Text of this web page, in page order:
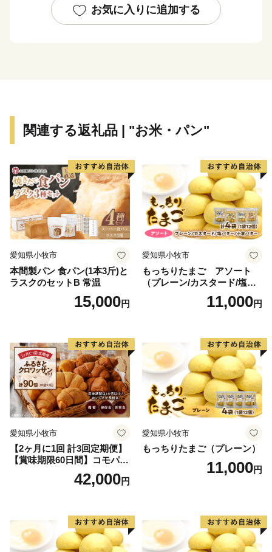
奥羽山系を源とする鳴瀬川、江合川が町内を貫流し、こ
お気に入りに追加する
関連する返礼品 | "お米・パン"
愛知県小牧市
本間製パン 食パン(1本3斤)と
ラスクのセットB 常温
15,000円
愛知県小牧市
もっちりたまご アソート
（プレーン/カスタード/塩バ
ター/小倉バター）11,000円
愛知県小牧市
【2ヶ月に1回 計3回定期便】
【賞味期限60日間】コモパ
ン ふるさとクロワッサンセ
ット（計90個）／災害用備蓄
42,000円
愛知県小牧市
もっちりたまご（プレーン）
11,000円